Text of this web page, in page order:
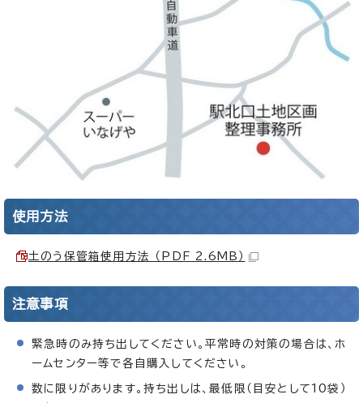
使用方法
土のう保管箱使用方法 （PDF 2.6MB）
注意事項
緊急時のみ持ち出してください。平常時の対策の場合は、ホ
ームセンター等で各自購入してください。
数に限りがあります。持ち出しは、最低限（目安として10袋）